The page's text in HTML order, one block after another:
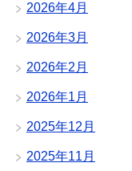
2026年4月
2026年3月
2026年2月
2026年1月
2025年12月
2025年11月